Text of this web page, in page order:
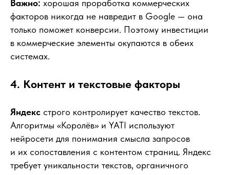
Важно: хорошая проработка коммерческих
факторов никогда не навредит в Google — она
только поможет конверсии. Поэтому инвестиции
в коммерческие элементы окупаются в обеих
системах.
4. Контент и текстовые факторы
Яндекс строго контролирует качество текстов.
Алгоритмы «Королёв» и YATI используют
нейросети для понимания смысла запросов
и их сопоставления с контентом страниц. Яндекс
требует уникальности текстов, органичного